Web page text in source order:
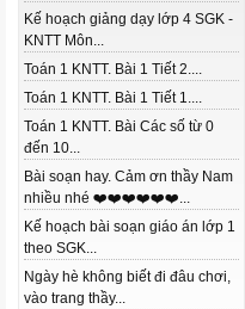
Kế hoạch giảng dạy lớp 4 SGK -
KNTT Môn...
Toán 1 KNTT. Bài 1 Tiết 2....
Toán 1 KNTT. Bài 1 Tiết 1....
Toán 1 KNTT. Bài Các số từ 0
đến 10...
Bài soạn hay. Cảm ơn thầy Nam
nhiều nhé ❤️❤️❤️❤️❤️❤️...
Kế hoạch bài soạn giáo án lớp 1
theo SGK...
Ngày hè không biết đi đâu chơi,
vào trang thầy...